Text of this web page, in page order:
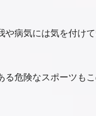
や病気には気を付け
る危険なスポーツもこ